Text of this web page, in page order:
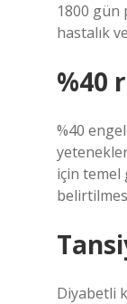
1800 gün
hastalık
%40
%40
için temel
Diyabetli